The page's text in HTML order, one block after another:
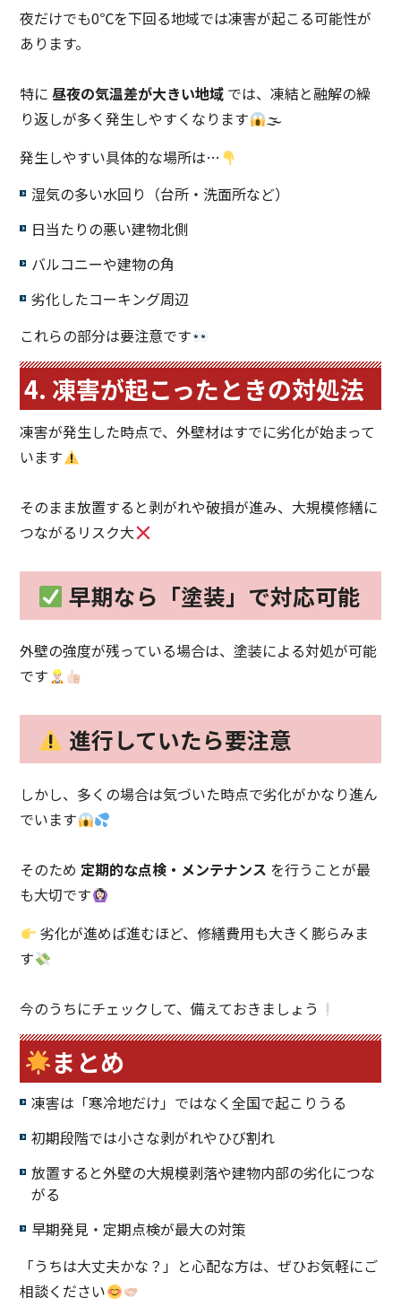
夜だけでも0℃を下回る地域では凍害が起こる可能性が
あります。
特に昼夜の気温差が大きい地域 では、凍結と融解の繰
り返しが多く発生しやすくなります
🌫
発生しやすい具体的な場所は…
湿気の多い水回り（台所・洗面所など）
日当たりの悪い建物北側
バルコニーや建物の角
劣化したコーキング周辺
これらの部分は要注意です
4. 凍害が起こったときの対処法
凍害が発生した時点で、外壁材はすでに劣化が始まって
います
そのまま放置すると剥がれや破損が進み、大規模修繕に
つながるリスク大
早期なら「塗装」で対応可能
外壁の強度が残っている場合は、塗装による対処が可能
です
進行していたら要注意
しかし、多くの場合は気づいた時点で劣化がかなり進ん
でいます
そのため定期的な点検・メンテナンス を行うことが最
も大切です
劣化が進めば進むほど、修繕費用も大きく膨らみま
す
今のうちにチェックして、備えておきましょう
まとめ
凍害は「寒冷地だけ」ではなく全国で起こりうる
初期段階では小さな剥がれやひび割れ
放置すると外壁の大規模剥落や建物内部の劣化につな
がる
早期発見・定期点検が最大の対策
「うちは大丈夫かな？」と心配な方は、ぜひお気軽にご
相談ください